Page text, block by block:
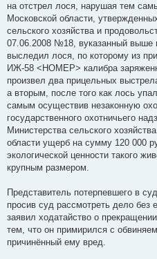
на отстрел лося, нарушая тем
Московской области,
сельского хозяйства и
07.06.2008 №18, вуказанный выше
выследил лося, по которому из
ИЖ-58 <НОМЕР> калибра
произвел два прицельных
а вторым, после того как лось
самым осуществив незаконную
государственного охотничьего
Министерства сельского
области ущерб на сумму 120 000
экологической ценности такого
крупным размером.
Представитель потерпевшего в
просив суд рассмотреть дело без
заявил ходатайство о
тем, что он примирился с
причинённый ему вред.